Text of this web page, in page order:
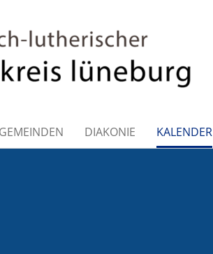
GEMEINDEN DIAKONIE KALENDER